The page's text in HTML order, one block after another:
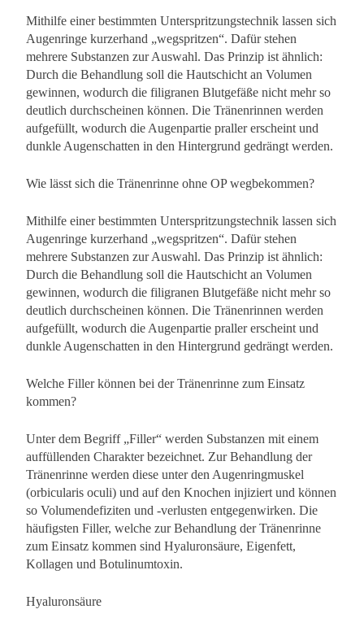
Mithilfe einer bestimmten Unterspritzungstechnik lassen sich
Augenringe kurzerhand „wegspritzen“. Dafür stehen
mehrere Substanzen zur Auswahl. Das Prinzip ist ähnlich:
Durch die Behandlung soll die Hautschicht an Volumen
gewinnen, wodurch die filigranen Blutgefäße nicht mehr so
deutlich durchscheinen können. Die Tränenrinnen werden
aufgefüllt, wodurch die Augenpartie praller erscheint und
dunkle Augenschatten in den Hintergrund gedrängt werden.
Wie lässt sich die Tränenrinne ohne OP wegbekommen?
Mithilfe einer bestimmten Unterspritzungstechnik lassen sich
Augenringe kurzerhand „wegspritzen“. Dafür stehen
mehrere Substanzen zur Auswahl. Das Prinzip ist ähnlich:
Durch die Behandlung soll die Hautschicht an Volumen
gewinnen, wodurch die filigranen Blutgefäße nicht mehr so
deutlich durchscheinen können. Die Tränenrinnen werden
aufgefüllt, wodurch die Augenpartie praller erscheint und
dunkle Augenschatten in den Hintergrund gedrängt werden.
Welche Filler können bei der Tränenrinne zum Einsatz
kommen?
Unter dem Begriff „Filler“ werden Substanzen mit einem
auffüllenden Charakter bezeichnet. Zur Behandlung der
Tränenrinne werden diese unter den Augenringmuskel
(orbicularis oculi) und auf den Knochen injiziert und können
so Volumendefiziten und -verlusten entgegenwirken. Die
häufigsten Filler, welche zur Behandlung der Tränenrinne
zum Einsatz kommen sind Hyaluronsäure, Eigenfett,
Kollagen und Botulinumtoxin.
Hyaluronsäure